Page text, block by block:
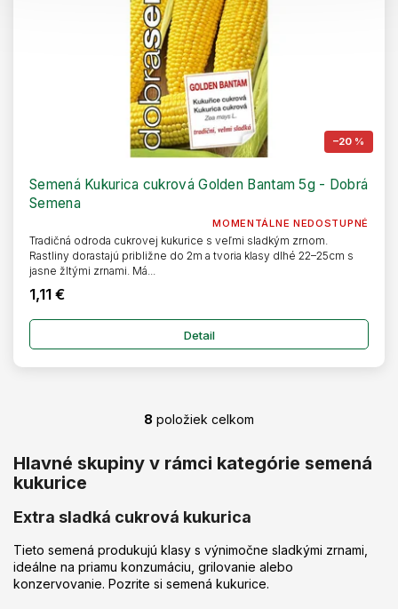
–20 %
Semená Kukurica cukrová Golden Bantam 5g - Dobrá
Semena
MOMENTÁLNE NEDOSTUPNÉ
1,11 €
Detail
Tradičná odroda cukrovej kukurice s veľmi sladkým zrnom.
Rastliny dorastajú približne do 2m a tvoria klasy dlhé 22–25cm s
jasne žltými zrnami. Má...
O
l
a
c
i
e
p
r
8 položiek celkom
Hlavné skupiny v rámci kategórie semená
kukurice
Extra sladká cukrová kukurica
Tieto semená produkujú klasy s výnimočne sladkými zrnami,
ideálne na priamu konzumáciu, grilovanie alebo
konzervovanie. Pozrite si semená kukurice.